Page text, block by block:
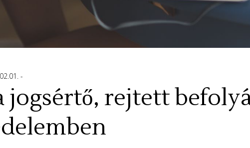
jogsértő, rejtett